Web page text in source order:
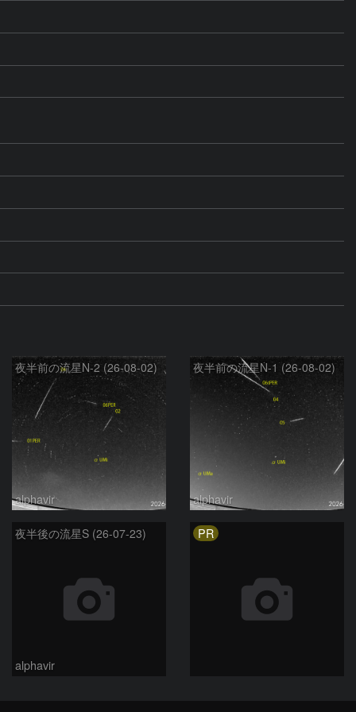
夜半前の流星N-2 (26-08-02)
alphavir
夜半前の流星N-1 (26-08-02)
alphavir
夜半後の流星S (26-07-23)
alphavir
PR